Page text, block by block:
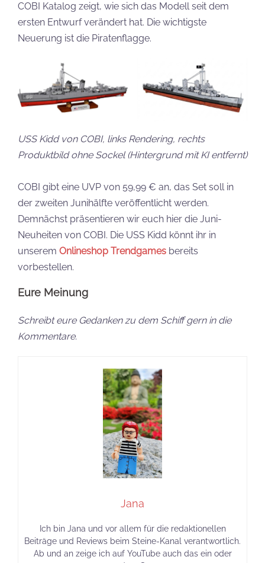
COBI Katalog zeigt, wie sich das Modell seit dem
ersten Entwurf verändert hat. Die wichtigste
Neuerung ist die Piratenflagge.
USS Kidd von COBI, links Rendering, rechts
Produktbild ohne Sockel (Hintergrund mit KI entfernt)
COBI gibt eine UVP von 59,99 € an, das Set soll in
der zweiten Junihälfte veröffentlicht werden.
Demnächst präsentieren wir euch hier die Juni-
Neuheiten von COBI. Die USS Kidd könnt ihr in
unserem Onlineshop Trendgames bereits
vorbestellen.
Eure Meinung
Schreibt eure Gedanken zu dem Schiff gern in die
Kommentare.
Jana
Ich bin Jana und vor allem für die redaktionellen
Beiträge und Reviews beim Steine-Kanal verantwortlich.
Ab und an zeige ich auf YouTube auch das ein oder